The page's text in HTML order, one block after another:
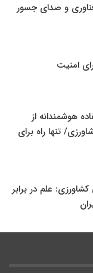
و صدای جسور
امنیت
هوشمندانه از
تنها راه برای
علم در برابر